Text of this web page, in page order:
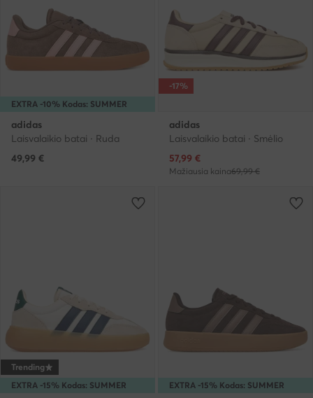
EXTRA -10% Kodas: SUMMER
adidas
Laisvalaikio batai · Ruda
49,99 €
-17%
adidas
Laisvalaikio batai · Smėlio
Dabartinė kaina
57,99 €
Mažiausia kaina69,99 €
EXTRA -15% Kodas: SUMMER
Trending
EXTRA -15% Kodas: SUMMER